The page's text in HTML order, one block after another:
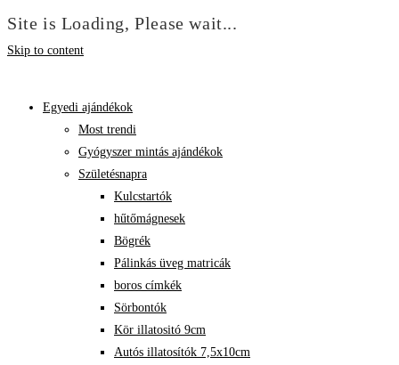
Site is Loading, Please wait...
Skip to content
Egyedi ajándékok
Most trendi
Gyógyszer mintás ajándékok
Születésnapra
Kulcstartók
hűtőmágnesek
Bögrék
Pálinkás üveg matricák
boros címkék
Sörbontók
Kör illatositó 9cm
Autós illatosítók 7,5x10cm